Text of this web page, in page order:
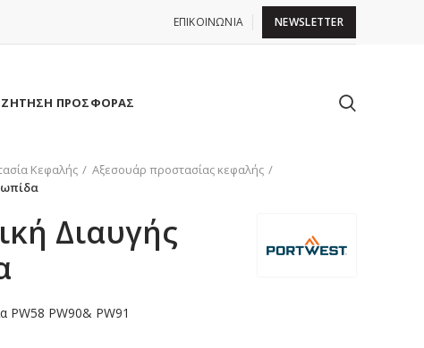
ΕΠΙΚΟΙΝΩΝΙΑ NEWSLETTER
ΖΗΤΗΣΗ ΠΡΟΣΦΟΡΑΣ
Κεφαλής
Αξεσουάρ προστασίας κεφαλής
Διαυγής
PW58 PW90& PW91